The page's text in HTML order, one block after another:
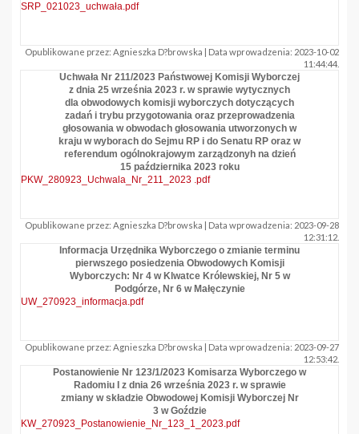
SRP_021023_uchwała.pdf
Opublikowane przez: Agnieszka D?browska | Data wprowadzenia: 2023-10-02
11:44:44.
Uchwała Nr 211/2023 Państwowej Komisji Wyborczej
z dnia 25 września 2023 r. w sprawie wytycznych
dla obwodowych komisji wyborczych dotyczących
zadań i trybu przygotowania oraz przeprowadzenia
głosowania w obwodach głosowania utworzonych w
kraju w wyborach do Sejmu RP i do Senatu RP oraz w
referendum ogólnokrajowym zarządzonyh na dzień
15 października 2023 roku
PKW_280923_Uchwala_Nr_211_2023 .pdf
Opublikowane przez: Agnieszka D?browska | Data wprowadzenia: 2023-09-28
12:31:12.
Informacja Urzędnika Wyborczego o zmianie terminu
pierwszego posiedzenia Obwodowych Komisji
Wyborczych: Nr 4 w Klwatce Królewskiej, Nr 5 w
Podgórze, Nr 6 w Małęczynie
UW_270923_informacja.pdf
Opublikowane przez: Agnieszka D?browska | Data wprowadzenia: 2023-09-27
12:53:42.
Postanowienie Nr 123/1/2023 Komisarza Wyborczego w
Radomiu I z dnia 26 września 2023 r. w sprawie
zmiany w składzie Obwodowej Komisji Wyborczej Nr
3 w Goździe
KW_270923_Postanowienie_Nr_123_1_2023.pdf